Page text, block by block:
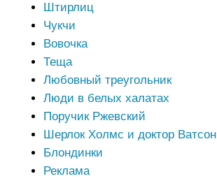
Штирлиц
Чукчи
Вовочка
Теща
Любовный треугольник
Люди в белых халатах
Поручик Ржевский
Шерлок Холмс и доктор Ватсон
Блондинки
Реклама